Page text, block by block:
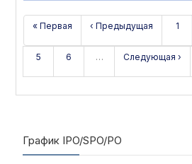
« Первая ‹ Предыдущая 1
5 6 … Следующая ›
График IPO/SPO/PO